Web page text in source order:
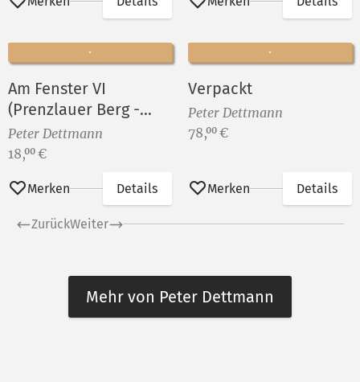
Am Fenster VI
(Prenzlauer Berg -
Gleimkiez)
Peter Dettmann
Preis:
18,00 €
Merken Details
Verpackt
Peter Dettmann
Preis:
78,00 €
Merken Details
ZurückWeiter
Mehr von Peter Dettmann